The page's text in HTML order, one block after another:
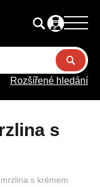
Rozšířené hledání
s krémem